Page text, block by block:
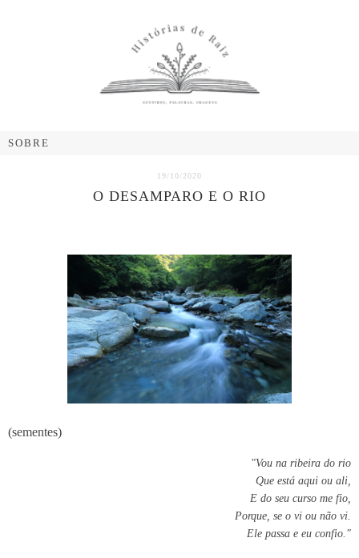
19/10/2020
O DESAMPARO E O RIO
(sementes)
"Vou na ribeira do rio
Que está aqui ou ali,
E do seu curso me fio,
Porque, se o vi ou não vi.
Ele passa e eu confio."